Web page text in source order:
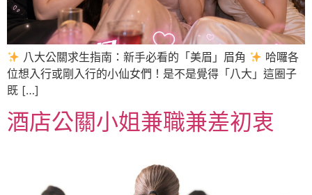
八大公關求生指南：新手必看的「美眉」眉角
哈囉各
位想入行或剛入行的小仙女們！是不是覺得「八大」這圈子
既 […]
酒店公關小姐兼職兼差初衷